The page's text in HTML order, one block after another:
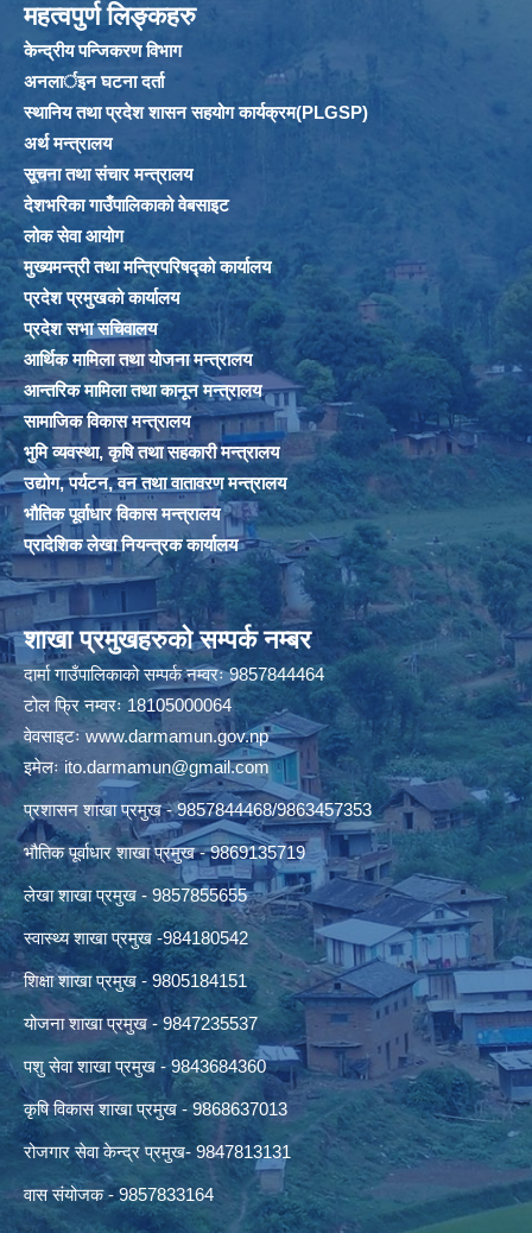
महत्वपुर्ण लिङ्कहरु
केन्द्रीय पन्जिकरण विभाग
अनलार्इन घटना दर्ता
स्थानिय तथा प्रदेश शासन सहयोग कार्यक्रम(PLGSP)
अर्थ मन्त्रालय
सूचना तथा संचार मन्त्रालय
देशभरिका गाउँपालिकाको वेबसाइट
लोक सेवा आयोग
मुख्यमन्त्री तथा मन्त्रिपरिषद्को कार्यालय
प्रदेश प्रमुखको कार्यालय
प्रदेश सभा सचिवालय
आर्थिक मामिला तथा योजना मन्त्रालय
आन्तरिक मामिला तथा कानून मन्त्रालय
सामाजिक विकास मन्त्रालय
भुमि व्यवस्था, कृषि तथा सहकारी मन्त्रालय
उद्योग, पर्यटन, वन तथा वातावरण मन्त्रालय
भौतिक पूर्वाधार विकास मन्त्रालय
प्रादेशिक लेखा नियन्त्रक कार्यालय
शाखा प्रमुखहरुको सम्पर्क नम्बर
दार्मा गाउँपालिकाको सम्पर्क नम्वरः 9857844464
टोल फ्रि नम्वरः 18105000064
वेवसाइटःwww.darmamun.gov.np
इमेलःito.darmamun@gmail.com
प्रशासन शाखा प्रमुख - 9857844468/9863457353
भौतिक पूर्वाधार शाखा प्रमुख - 9869135719
लेखा शाखा प्रमुख - 9857855655
स्वास्थ्य शाखा प्रमुख -984180542
शिक्षा शाखा प्रमुख - 9805184151
योजना शाखा प्रमुख - 9847235537
पशु सेवा शाखा प्रमुख - 9843684360
कृषि विकास शाखा प्रमुख - 9868637013
रोजगार सेवा केन्द्र प्रमुख- 9847813131
वास संयोजक - 9857833164